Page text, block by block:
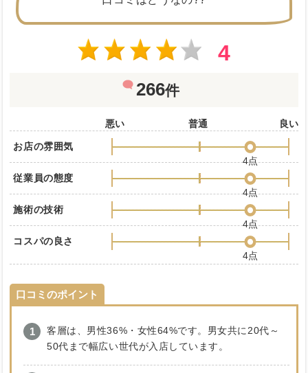
4
266件
悪い 普通 良い
お店の雰囲気
4点
従業員の態度
4点
施術の技術
4点
コスパの良さ
4点
口コミのポイント
客層は、男性36%・女性64%です。男女共に20代～
50代まで幅広い世代が入店しています。